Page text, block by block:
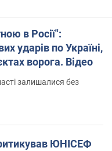
в Росії":
ударів по Україні,
ворога. Відео
залишалися без
ЮНІСЕФ